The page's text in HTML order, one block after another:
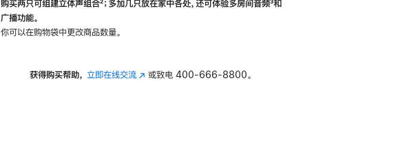
购买两只可组建立体声组合脚
²；多加几只放在家中各处，还可体验多‍房‍间音频脚
³和
广播功能。
你可以在购物袋中更改商品数量。
获得购买帮助， 立即在线交流(在 或致电 400-666-8800。